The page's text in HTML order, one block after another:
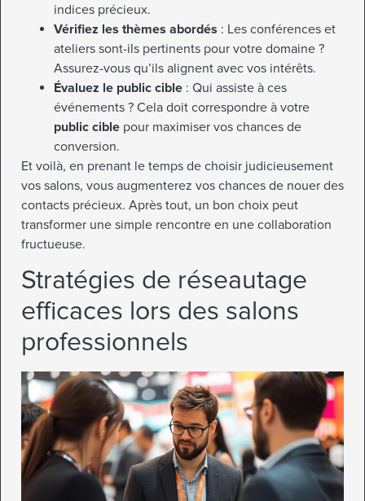
indices précieux.
Vérifiez les thèmes abordés : Les conférences et
ateliers sont-ils pertinents pour votre domaine ?
Assurez-vous qu’ils alignent avec vos intérêts.
Évaluez le public cible : Qui assiste à ces
événements ? Cela doit correspondre à votre
public cible pour maximiser vos chances de
conversion.
Et voilà, en prenant le temps de choisir judicieusement
vos salons, vous augmenterez vos chances de nouer des
contacts précieux. Après tout, un bon choix peut
transformer une simple rencontre en une collaboration
fructueuse.
Stratégies de réseautage
efficaces lors des salons
professionnels